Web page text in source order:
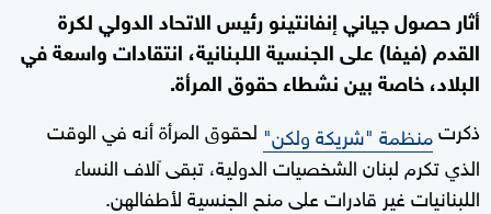
أثار حصول جياني إنفانتينو رئيس الاتحاد الدولي لكرة
القدم (فيفا) على الجنسية اللبنانية، انتقادات واسعة في
البلاد، خاصة بين نشطاء حقوق المرأة.
ذكرتمنظمة "شريكة ولكن" لحقوق المرأة أنه في الوقت
الذي تكرم لبنان الشخصيات الدولية، تبقى آلاف النساء
اللبنانيات غير قادرات على منح الجنسية لأطفالهن.